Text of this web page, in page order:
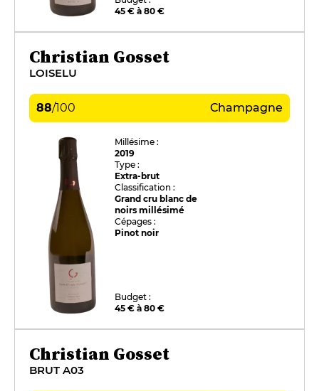
45 € à 80 €
Christian Gosset
LOISELU
88/100 Champagne
Millésime :
2019
Type :
Extra-brut
Classification :
Grand cru blanc de
noirs millésimé
Cépages :
Pinot noir
Budget :
45 € à 80 €
Christian Gosset
BRUT A03